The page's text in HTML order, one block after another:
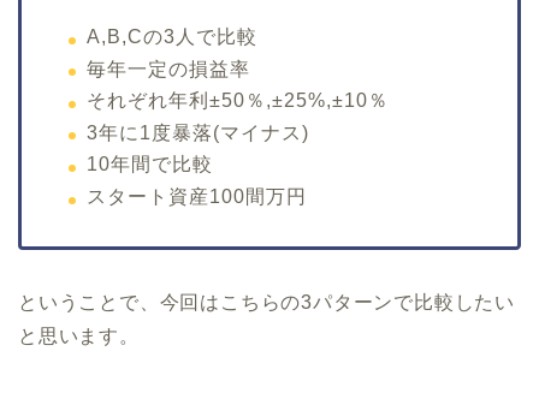
A,B,Cの3人で比較
毎年一定の損益率
それぞれ年利±50％,±25%,±10％
3年に1度暴落(マイナス)
10年間で比較
スタート資産100間万円
ということで、今回はこちらの3パターンで比較したい
と思います。